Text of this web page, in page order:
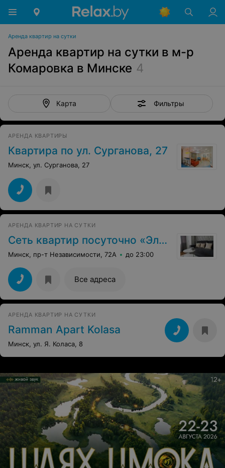
Аренда квартир на сутки
Аренда квартир на сутки в м-р
Комаровка в Минске 4
Карта Фильтры
АРЕНДА КВАРТИРЫ
Квартира по ул. Сурганова, 27
Минск, ул. Сурганова, 27
АРЕНДА КВАРТИР НА СУТКИ
Сеть квартир посуточно «Эльрадоком»
Минск, пр-т Независимости, 72А до 23:00
Все адреса
АРЕНДА КВАРТИР НА СУТКИ
Ramman Apart Kolasa
Минск, ул. Я. Коласа, 8